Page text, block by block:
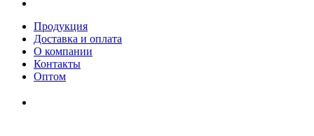
Продукция
Доставка и оплата
О компании
Контакты
Оптом